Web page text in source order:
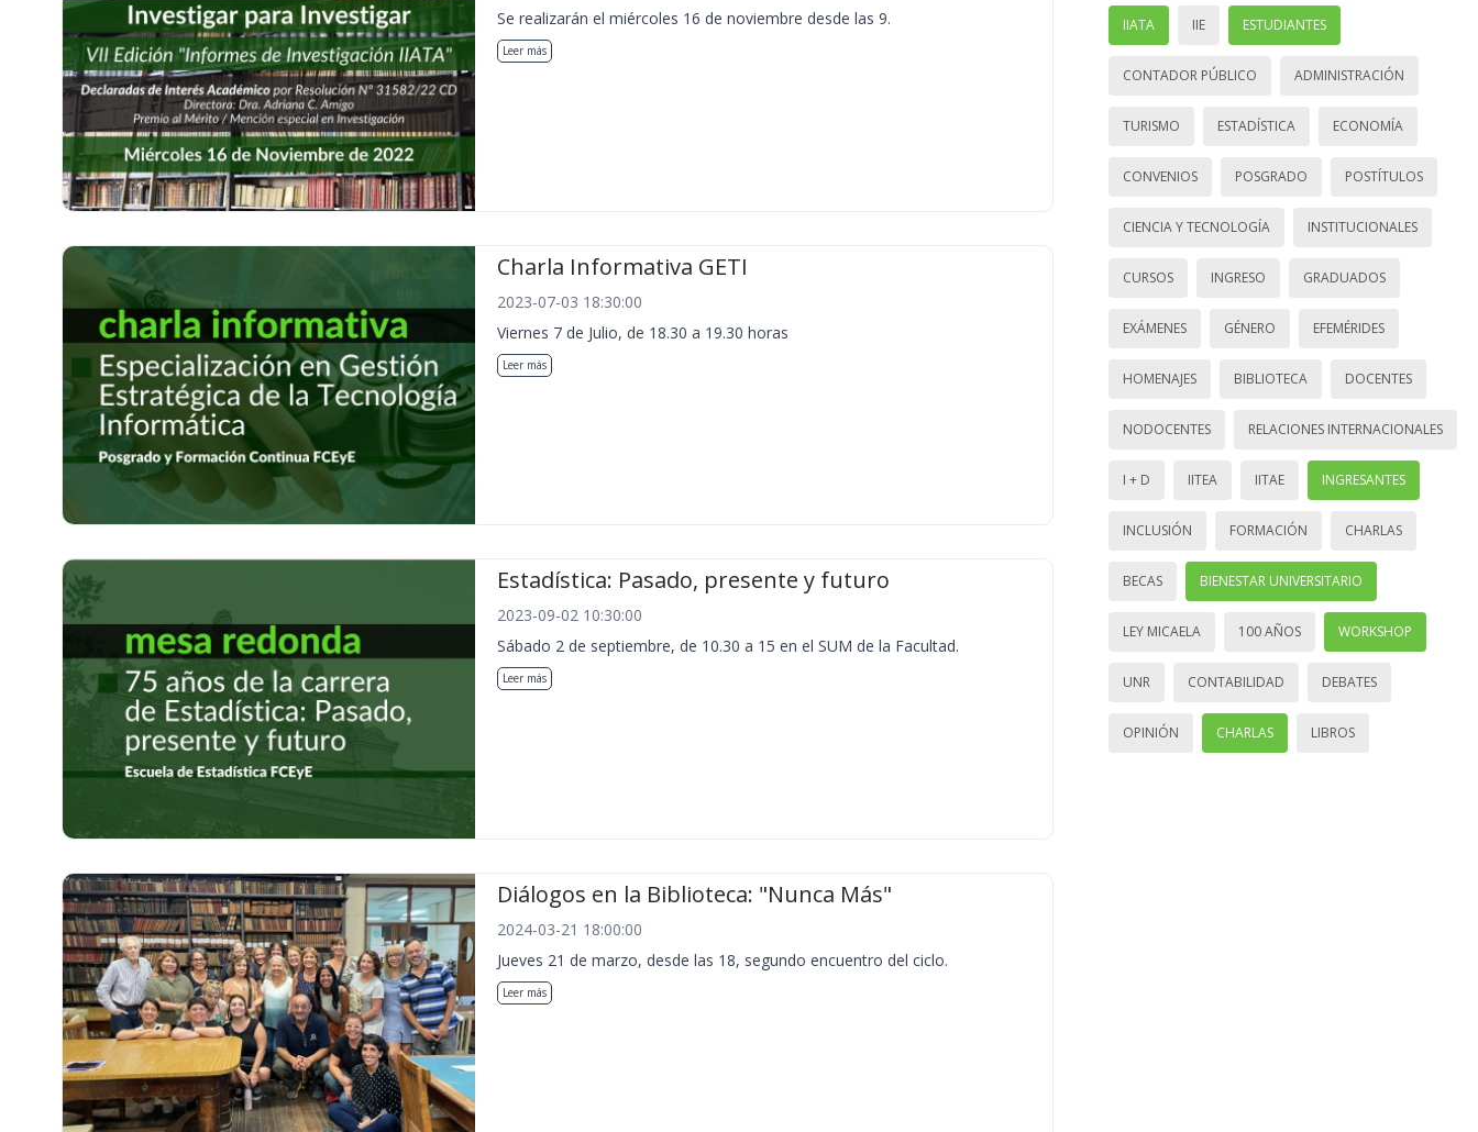
Se realizarán el miércoles 16 de noviembre desde las 9.
Leer más
Charla Informativa GETI
2023-07-03 18:30:00
Viernes 7 de Julio, de 18.30 a 19.30 horas
Leer más
Estadística: Pasado, presente y futuro
2023-09-02 10:30:00
Sábado 2 de septiembre, de 10.30 a 15 en el SUM de la Facultad.
Leer más
Diálogos en la Biblioteca: "Nunca Más"
2024-03-21 18:00:00
Jueves 21 de marzo, desde las 18, segundo encuentro del ciclo.
Leer más
IIATA IIE ESTUDIANTES
CONTADOR PÚBLICO ADMINISTRACIÓN
TURISMO ESTADÍSTICA ECONOMÍA
CONVENIOS POSGRADO POSTÍTULOS
CIENCIA Y TECNOLOGÍA INSTITUCIONALES
CURSOS INGRESO GRADUADOS
EXÁMENES GÉNERO EFEMÉRIDES
HOMENAJES BIBLIOTECA DOCENTES
NODOCENTES RELACIONES INTERNACIONALES
I + D IITEA IITAE INGRESANTES
INCLUSIÓN FORMACIÓN CHARLAS
BECAS BIENESTAR UNIVERSITARIO
LEY MICAELA 100 AÑOS WORKSHOP
UNR CONTABILIDAD DEBATES
OPINIÓN CHARLAS LIBROS